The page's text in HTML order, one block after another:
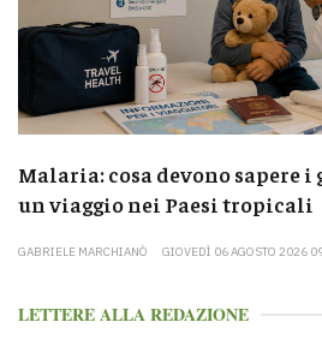
Malaria: cosa devono sapere
un viaggio nei Paesi tropicali
GABRIELE MARCHIANÒ GIOVEDÌ 06 AGOSTO 2026
LETTERE ALLA REDAZIONE